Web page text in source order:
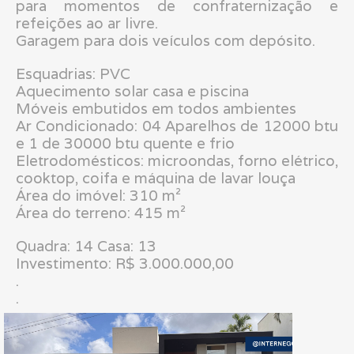
para momentos de confraternização e
refeições ao ar livre.
Garagem para dois veículos com depósito.
Esquadrias: PVC
Aquecimento solar casa e piscina
Móveis embutidos em todos ambientes
Ar Condicionado: 04 Aparelhos de 12000 btu
e 1 de 30000 btu quente e frio
Eletrodomésticos: microondas, forno elétrico,
cooktop, coifa e máquina de lavar louça
Área do imóvel: 310 m²
Área do terreno: 415 m²
Quadra: 14 Casa: 13
Investimento: R$ 3.000.000,00
.
.
.